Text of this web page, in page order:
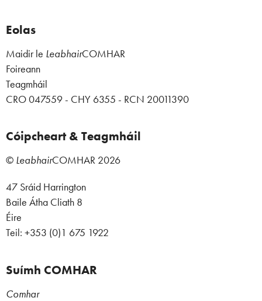
Eolas
Maidir le LeabhairCOMHAR
Foireann
Teagmháil
CRO 047559 - CHY 6355 - RCN 20011390
Cóipcheart & Teagmháil
© LeabhairCOMHAR 2026
47 Sráid Harrington
Baile Átha Cliath 8
Éire
Teil: +353 (0)1 675 1922
Suímh COMHAR
Comhar